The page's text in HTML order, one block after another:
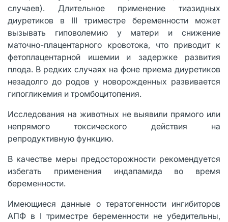
случаев). Длительное применение тиазидных
диуретиков в III триместре беременности может
вызывать гиповолемию у матери и снижение
маточно-плацентарного кровотока, что приводит к
фетоплацентарной ишемии и задержке развития
плода. В редких случаях на фоне приема диуретиков
незадолго до родов у новорожденных развивается
гипогликемия и тромбоцитопения.
Исследования на животных не выявили прямого или
непрямого токсического действия на
репродуктивную функцию.
В качестве меры предосторожности рекомендуется
избегать применения индапамида во время
беременности.
Имеющиеся данные о тератогенности ингибиторов
АПФ в I триместре беременности не убедительны,